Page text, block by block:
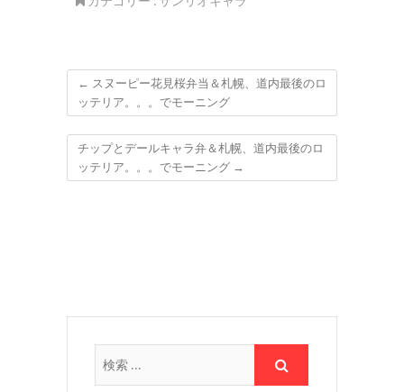
← スヌーピー花見桜弁当＆札幌、道内最後のロ
ッテリア。。。でモーニング
チップとデールキャラ弁＆札幌、道内最後のロ
ッテリア。。。でモーニング →